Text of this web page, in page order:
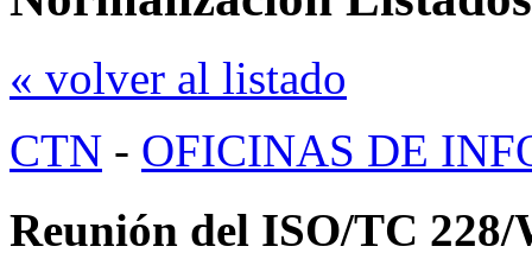
« volver al listado
CTN - OFICINAS DE
Reunión del ISO/TC